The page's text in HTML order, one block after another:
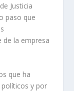
Justicia
paso que
la empresa
que ha
y por